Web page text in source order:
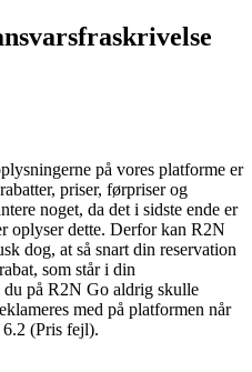
på vores platforme er
priser, førpriser og
noget, da det i sidste ende er
oplyser dette. Derfor kan R2N
dog, at så snart din reservation
som står i din
på R2N Go aldrig skulle
med på platformen når
(Pris fejl).